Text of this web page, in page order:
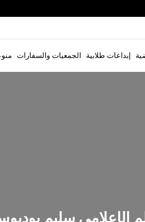
إبداعات طلابية الجمعيات والسفارات
الإعلامي سليم